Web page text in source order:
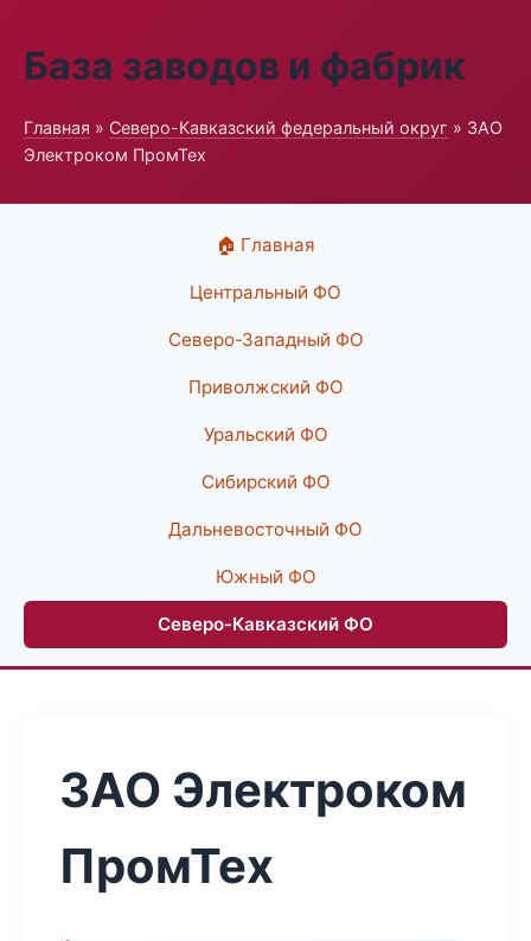
База заводов и фабрик
Главная » Северо-Кавказский федеральный округ » ЗАО
Электроком ПромТех
🏠 Главная
Центральный ФО
Северо-Западный ФО
Приволжский ФО
Уральский ФО
Сибирский ФО
Дальневосточный ФО
Южный ФО
Северо-Кавказский ФО
ЗАО Электроком
ПромТех